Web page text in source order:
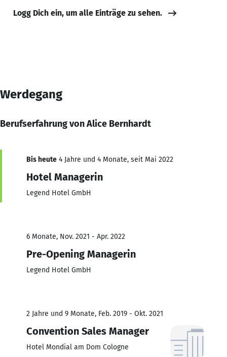
Logg Dich ein, um alle Einträge zu sehen.
Werdegang
Berufserfahrung von Alice Bernhardt
Bis heute 4 Jahre und 4 Monate, seit Mai 2022
Hotel Managerin
Legend Hotel GmbH
6 Monate, Nov. 2021 - Apr. 2022
Pre-Opening Managerin
Legend Hotel GmbH
2 Jahre und 9 Monate, Feb. 2019 - Okt. 2021
Convention Sales Manager
Hotel Mondial am Dom Cologne